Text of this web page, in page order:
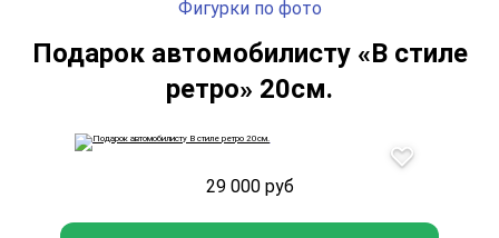
Фигурки по фото
Подарок автомобилисту «В стиле
ретро» 20см.
29 000 руб